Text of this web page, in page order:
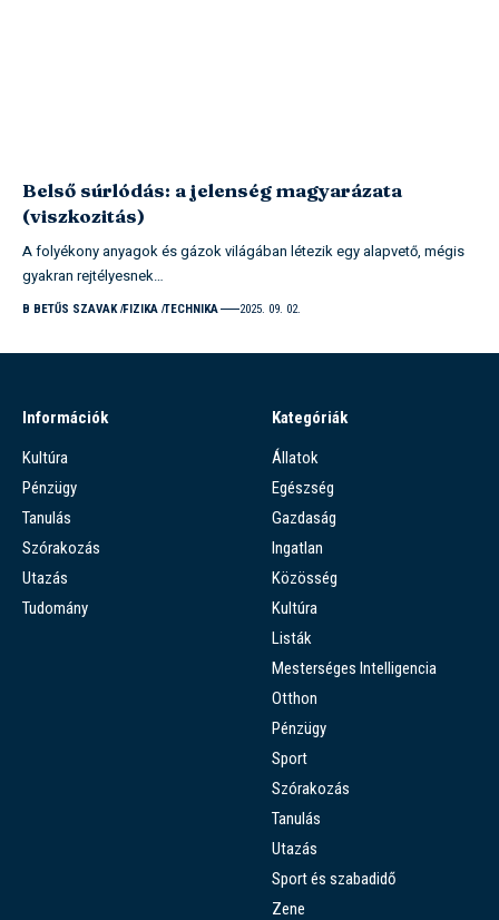
Belső súrlódás: a jelenség magyarázata
(viszkozitás)
A folyékony anyagok és gázok világában létezik egy alapvető, mégis
gyakran rejtélyesnek…
B BETŰS SZAVAK FIZIKA TECHNIKA 2025. 09. 02.
Információk
Kultúra
Pénzügy
Tanulás
Szórakozás
Utazás
Tudomány
Kategóriák
Állatok
Egészség
Gazdaság
Ingatlan
Közösség
Kultúra
Listák
Mesterséges Intelligencia
Otthon
Pénzügy
Sport
Szórakozás
Tanulás
Utazás
Sport és szabadidő
Zene